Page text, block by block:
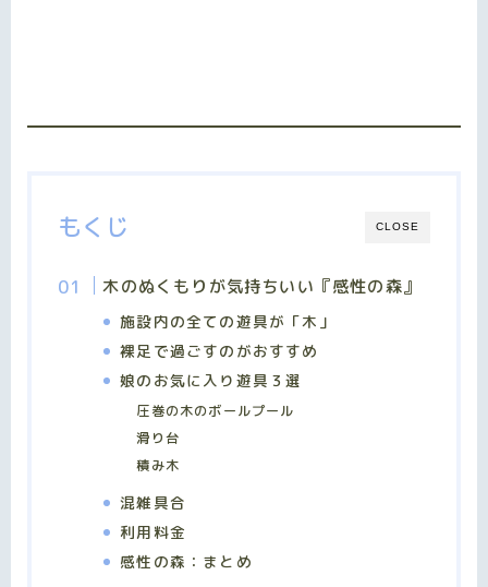
CLOSE
もくじ
木のぬくもりが気持ちいい『感性の森』
施設内の全ての遊具が「木」
裸足で過ごすのがおすすめ
娘のお気に入り遊具３選
圧巻の木のボールプール
滑り台
積み木
混雑具合
利用料金
感性の森：まとめ